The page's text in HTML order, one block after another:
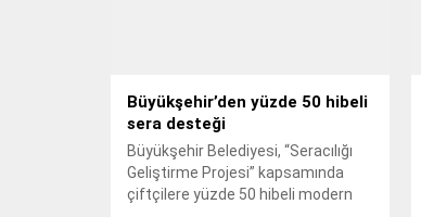
Büyükşehir’den yüzde 50 hibeli
sera desteği
Büyükşehir Belediyesi, “Seracılığı
Geliştirme Projesi” kapsamında
çiftçilere yüzde 50 hibeli modern